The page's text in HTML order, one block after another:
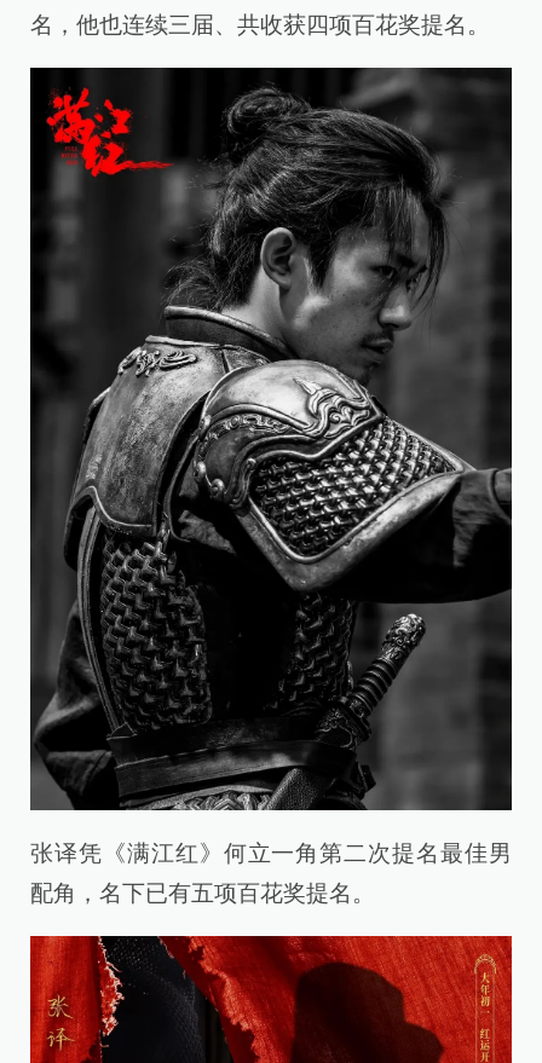
名，他也连续三届、共收获四项百花奖提名。
张译凭《满江红》何立一角第二次提名最佳男
配角，名下已有五项百花奖提名。